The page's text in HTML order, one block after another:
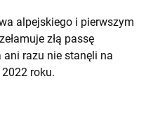
alpejskiego i pierwszym
złą passę
razu nie stanęli na
roku.